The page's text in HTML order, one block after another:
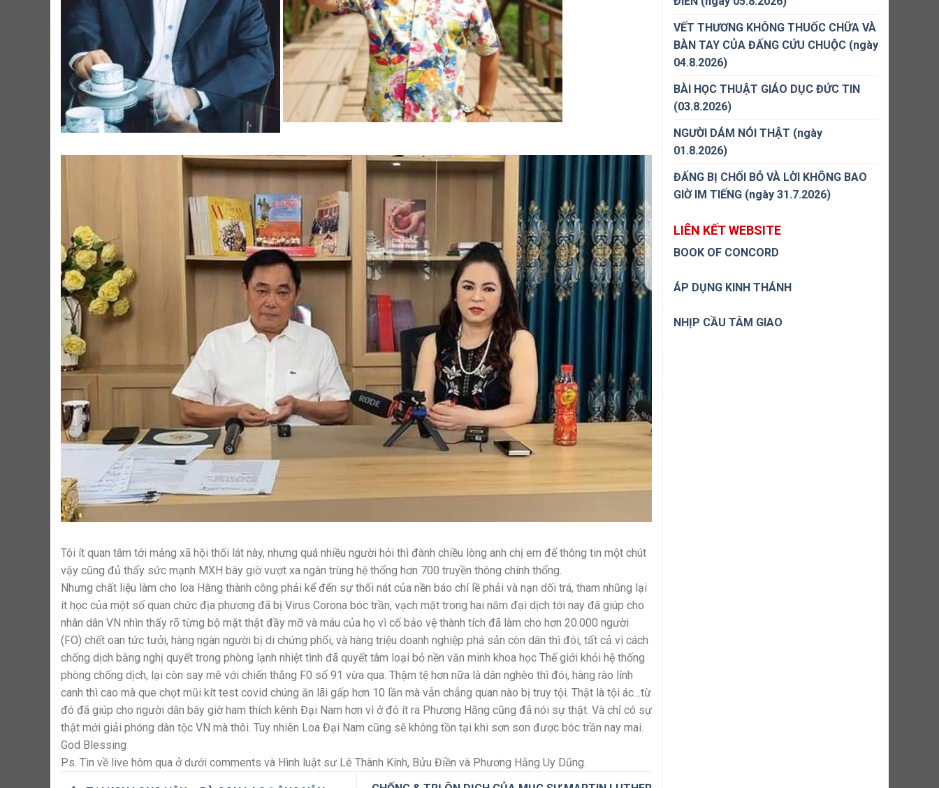
Tôi ít quan tâm tới mảng xã hội thối lát này, nhưng quá nhiều người hỏi thì đành chiều lòng anh chị em để thông tin một chút
vậy cũng đủ thấy sức mạnh MXH bây giờ vượt xa ngàn trùng hệ thống hơn 700 truyền thông chính thống.
Nhưng chất liệu làm cho loa Hằng thành công phải kể đến sự thối nát của nền báo chí lề phải và nạn dối trá, tham nhũng lại
ít học của một số quan chức địa phương đã bị Virus Corona bóc trần, vạch mặt trong hai năm đại dịch tới nay đã giúp cho
nhân dân VN nhìn thấy rõ từng bộ mặt thật đầy mỡ và máu của họ vì cố bảo vệ thành tích đã làm cho hơn 20.000 người
(FO) chết oan tức tưởi, hàng ngàn người bị di chứng phổi, và hàng triệu doanh nghiệp phá sản còn dân thì đói, tất cả vì cách
chống dịch bằng nghị quyết trong phòng lạnh nhiệt tình đã quyết tâm loại bỏ nền văn minh khoa học Thế giới khỏi hệ thống
phòng chống dịch, lại còn say mê với chiến thắng F0 số 91 vừa qua. Thậm tệ hơn nữa là dân nghèo thì đói, hàng rào lính
canh thì cao mà que chọt mũi kít test covid chúng ăn lãi gấp hơn 10 lần mà vẫn chẳng quan nào bị truy tội. Thật là tội ác…từ
đó đã giúp cho người dân bây giờ ham thích kênh Đại Nam hơn vì ở đó ít ra Phương Hằng cũng đã nói sự thật. Và chỉ có sự
thật mới giải phóng dân tộc VN mà thôi. Tuy nhiên Loa Đại Nam cũng sẽ không tồn tại khi sơn son được bóc trần nay mai.
God Blessing
Ps. Tin về live hôm qua ở dưới comments và Hình luật sư Lê Thành Kính, Bửu Điền và Phương Hằng Uy Dũng.
VẾT THƯƠNG KHÔNG THUỐC CHỮA VÀ
BÀN TAY CỦA ĐẤNG CỨU CHUỘC (ngày
04.8.2026)
BÀI HỌC THUẬT GIÁO DỤC ĐỨC TIN
(03.8.2026)
NGƯỜI DÁM NÓI THẬT (ngày
01.8.2026)
ĐẤNG BỊ CHỐI BỎ VÀ LỜI KHÔNG BAO
GIỜ IM TIẾNG (ngày 31.7.2026)
LIÊN KẾT WEBSITE
BOOK OF CONCORD
ÁP DỤNG KINH THÁNH
NHỊP CẦU TÂM GIAO